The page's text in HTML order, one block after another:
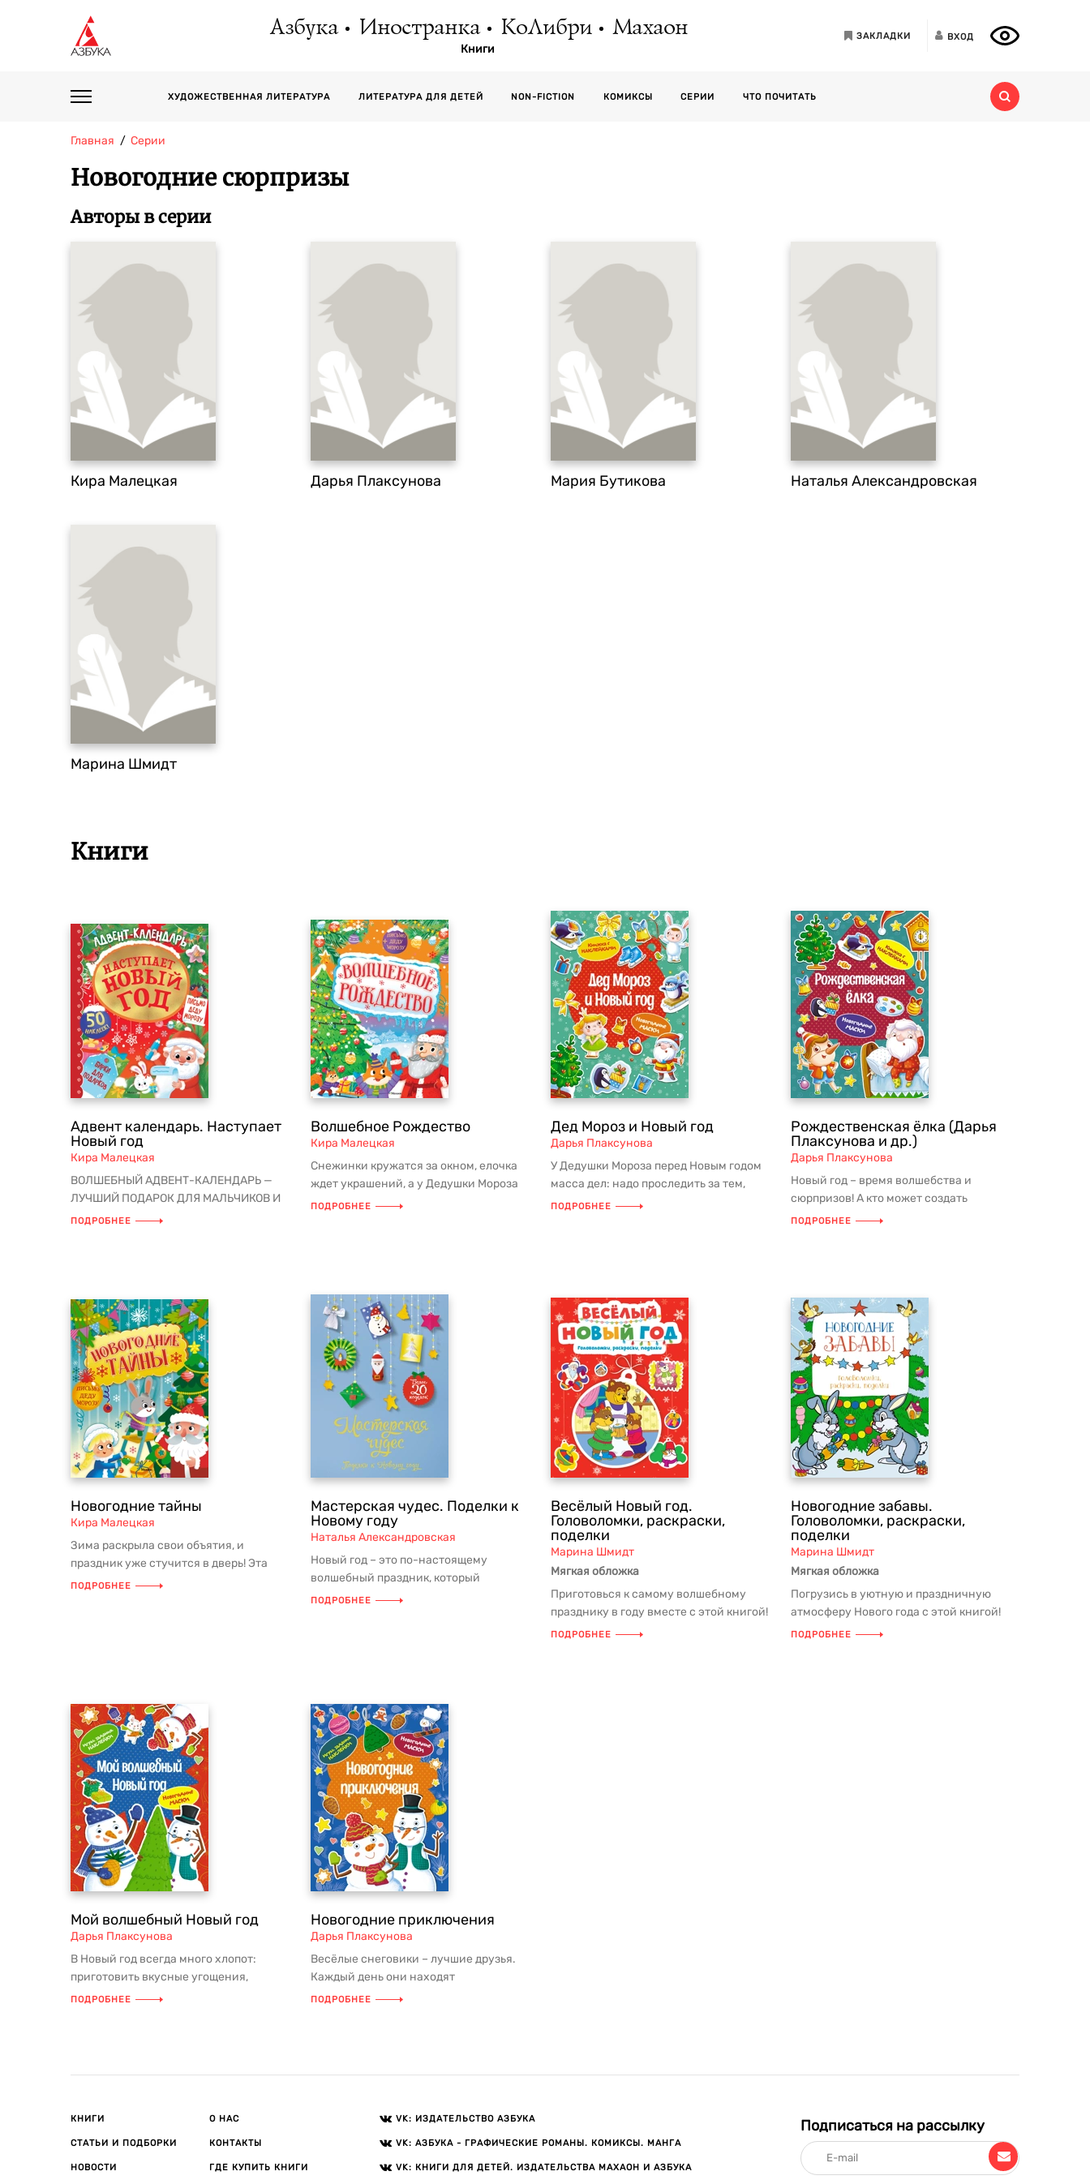
Азбука Иностранка КоЛибри Махаон
Книги
ЗАКЛАДКИ ВХОД
ХУДОЖЕСТВЕННАЯ ЛИТЕРАТУРА ЛИТЕРАТУРА ДЛЯ ДЕТЕЙ NON-FICTION КОМИКСЫ СЕРИИ ЧТО ПОЧИТАТЬ
Главная Серии
Новогодние сюрпризы
Авторы в серии
Кира Малецкая Дарья Плаксунова Мария Бутикова Наталья Александровская
Марина Шмидт
Книги
Адвент календарь. Наступает
Новый год
Кира Малецкая
ВОЛШЕБНЫЙ АДВЕНТ-КАЛЕНДАРЬ —
ЛУЧШИЙ ПОДАРОК ДЛЯ МАЛЬЧИКОВ И
ДЕВОЧЕК НА НОВЫЙ ГОД И РОЖДЕСТВО!
ПОДРОБНЕЕ
Волшебное Рождество
Кира Малецкая
Снежинки кружатся за окном, елочка
ждет украшений, а у Дедушки Мороза
столько дел, что без помощнико...
ПОДРОБНЕЕ
Дед Мороз и Новый год
Дарья Плаксунова
У Дедушки Мороза перед Новым годом
масса дел: надо проследить за тем,
чтобы в лесу было достаточно с...
ПОДРОБНЕЕ
Рождественская ёлка (Дарья
Плаксунова и др.)
Дарья Плаксунова
Новый год – время волшебства и
сюрпризов! А кто может создать
отличное настроение лучше, чем Дед
ПОДРОБНЕЕ
Новогодние тайны
Кира Малецкая
Зима раскрыла свои объятия, и
праздник уже стучится в дверь! Эта
книга — твой билет в мир зимних чуд...
ПОДРОБНЕЕ
Мастерская чудес. Поделки к
Новому году
Наталья Александровская
Новый год – это по-настоящему
волшебный праздник, который
приносит радость и тепло. Время
ПОДРОБНЕЕ
Весёлый Новый год.
Головоломки, раскраски,
поделки
Марина Шмидт
Мягкая обложка
Приготовься к самому волшебному
празднику в году вместе с этой книгой!
В ней ты найдешь увлекательны...
ПОДРОБНЕЕ
Новогодние забавы.
Головоломки, раскраски,
поделки
Марина Шмидт
Мягкая обложка
Погрузись в уютную и праздничную
атмосферу Нового года с этой книгой!
Здесь тебя ждут загадки, логич...
ПОДРОБНЕЕ
Мой волшебный Новый год
Дарья Плаксунова
В Новый год всегда много хлопот:
приготовить вкусные угощения,
украсить дом, нарядить ёлку и
ПОДРОБНЕЕ
Новогодние приключения
Дарья Плаксунова
Весёлые снеговики – лучшие друзья.
Каждый день они находят
приключения, а их морковные носы
ПОДРОБНЕЕ
КНИГИ
СТАТЬИ И ПОДБОРКИ
НОВОСТИ
О НАС
КОНТАКТЫ
ГДЕ КУПИТЬ КНИГИ
VK: ИЗДАТЕЛЬСТВО АЗБУКА
VK: АЗБУКА - ГРАФИЧЕСКИЕ РОМАНЫ. КОМИКСЫ. МАНГА
VK: КНИГИ ДЛЯ ДЕТЕЙ. ИЗДАТЕЛЬСТВА МАХАОН И АЗБУКА
Подписаться на рассылку